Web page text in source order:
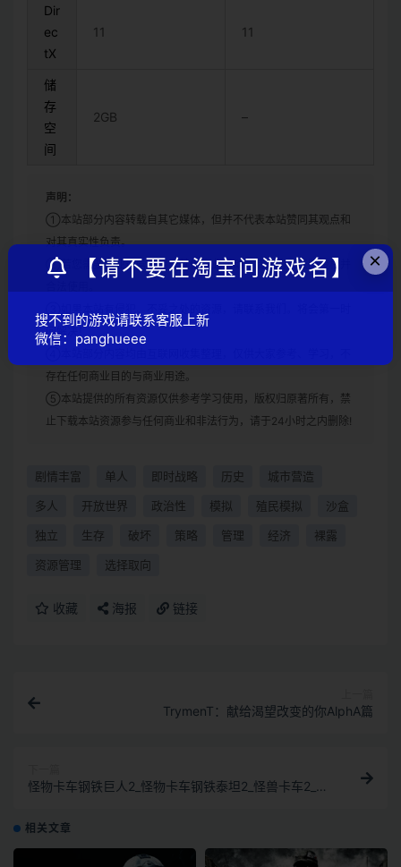
Dir
ec
tX
11 11
储
存
空
间
2GB –
声明：
①本站部分内容转载自其它媒体，但并不代表本站赞同其观点和
对其真实性负责。
②若您需要商业运营或用于其他商业活动，请您购买正版授权并
间解决！
存在任何商业目的与商业用途。
⑤本站提供的所有资源仅供参考学习使用，版权归原著所有，禁
止下载本站资源参与任何商业和非法行为，请于24小时之内删除!
剧情丰富 单人 即时战略 历史 城市营造
多人 开放世界 政治性 模拟 殖民模拟 沙盒
独立 生存 破坏 策略 管理 经济 裸露
资源管理 选择取向
收藏 海报 链接
TrymenT：献给渴望改变的你AlphA篇
怪物卡车钢铁巨人2_怪物卡车钢铁泰坦2_怪兽卡车2_单
相关文章
×
【请不要在淘宝问游戏名】
搜不到的游戏请联系客服上新
微信：panghueee